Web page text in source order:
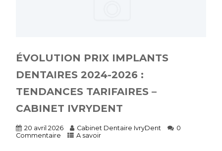
ÉVOLUTION PRIX IMPLANTS
DENTAIRES 2024-2026 :
TENDANCES TARIFAIRES –
CABINET IVRYDENT
20 avril 2026 Cabinet Dentaire IvryDent
0
Commentaire
A savoir